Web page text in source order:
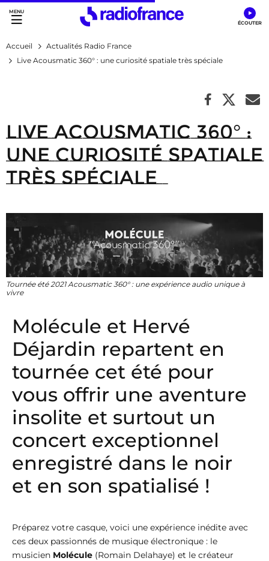
Accès direct :
Menu principal
Contenu
Accueil
Actualités Radio France
Live Acousmatic 360° : une curiosité spatiale très spéciale
Live Acousmatic 360° :
une curiosité spatiale
très spéciale
Tournée été 2021 Acousmatic 360° : une expérience audio unique à
vivre
Molécule et Hervé
Déjardin repartent en
tournée cet été pour
vous offrir une aventure
insolite et surtout un
concert exceptionnel
enregistré dans le noir
et en son spatialisé !
Préparez votre casque, voici une expérience inédite avec
ces deux passionnés de musique électronique : le
musicien Molécule (Romain Delahaye) et le créateur